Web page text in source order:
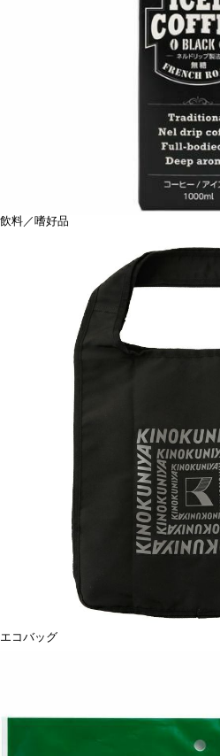
飲料／嗜好品
エコバッグ